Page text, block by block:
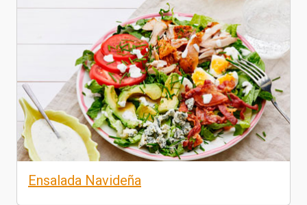
Ensalada Navideña